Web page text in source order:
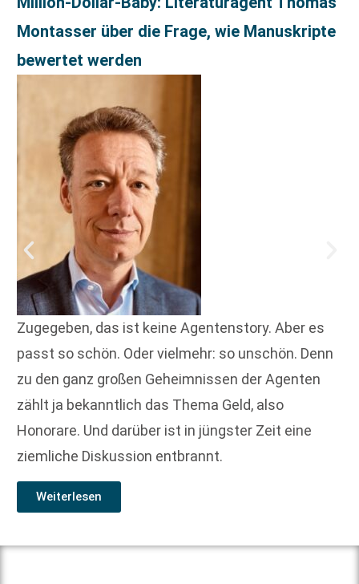
Montasser über die Frage, wie Manuskripte
bewertet werden
Zugegeben, das ist keine Agentenstory. Aber es
passt so schön. Oder vielmehr: so unschön. Denn
zu den ganz großen Geheimnissen der Agenten
zählt ja bekanntlich das Thema Geld, also
Honorare. Und darüber ist in jüngster Zeit eine
ziemliche Diskussion entbrannt.
Weiterlesen